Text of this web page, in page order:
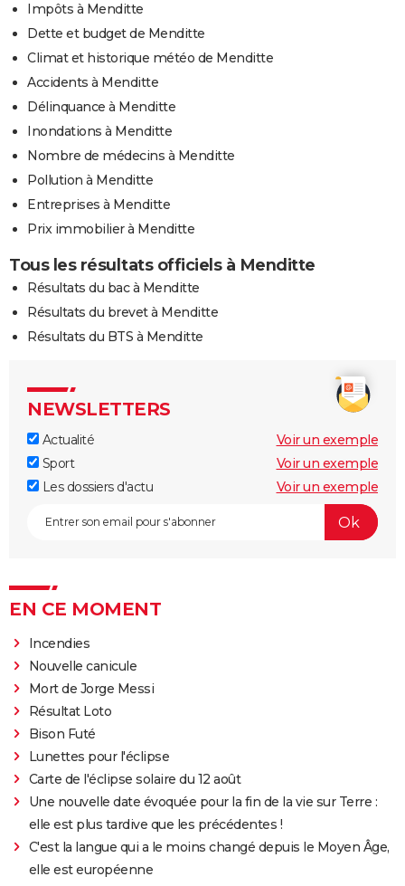
Impôts à Menditte
Dette et budget de Menditte
Climat et historique météo de Menditte
Accidents à Menditte
Délinquance à Menditte
Inondations à Menditte
Nombre de médecins à Menditte
Pollution à Menditte
Entreprises à Menditte
Prix immobilier à Menditte
Tous les résultats officiels à Menditte
Résultats du bac à Menditte
Résultats du brevet à Menditte
Résultats du BTS à Menditte
NEWSLETTERS
Actualité
Voir un exemple
Sport
Voir un exemple
Les dossiers d'actu
Voir un exemple
EN CE MOMENT
Incendies
Nouvelle canicule
Mort de Jorge Messi
Résultat Loto
Bison Futé
Lunettes pour l'éclipse
Carte de l'éclipse solaire du 12 août
Une nouvelle date évoquée pour la fin de la vie sur Terre :
elle est plus tardive que les précédentes !
C'est la langue qui a le moins changé depuis le Moyen Âge,
elle est européenne